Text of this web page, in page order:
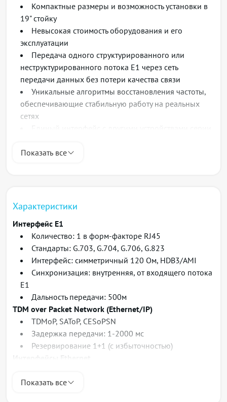
Компактные размеры и возможность установки в
19" стойку
Невысокая стоимость оборудования и его
эксплуатации
Передача одного структурированного или
неструктурированного потока Е1 через сеть
передачи данных без потери качества связи
Уникальные алгоритмы восстановления частоты,
обеспечивающие стабильную работу на реальных
сетях
сетей на основе медной, оптической и беспроводных
Поддержка SNMP, Web, Telnet, SSH, RADIUS,
TACACS+
Возможность мониторинга устройств средствами
системы управления Eltex-EMS
Показать все
Характеристики
Интерфейс E1
Количество: 1 в форм-факторе RJ45
Стандарты: G.703, G.704, G.706, G.823
Интерфейс: симметричный 120 Ом, HDB3/AMI
Синхронизация: внутренняя, от входящего потока
E1
Дальность передачи: 500м
TDM over Packet Network (Ethernet/IP)
TDMoP, SAToP, CESoPSN
Задержка передачи: 1-2000 мс
Резервирование 1+1 (с избыточностью)
Тип 10/100/1000 Мбит/c Auto MDI/MDI-X RJ45
Показать все